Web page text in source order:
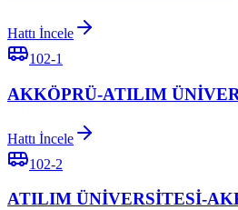
Hattı İncele
102-1
AKKÖPRÜ-ATILIM
Hattı İncele
102-2
ATILIM ÜNİVERSİTESİ-